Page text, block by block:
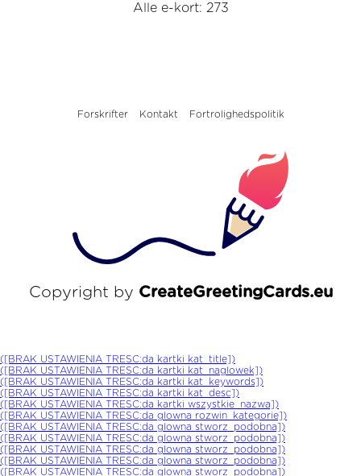
Alle e-kort: 273
Forskrifter Kontakt Fortrolighedspolitik
Copyright by CreateGreetingCards.eu
([BRAK USTAWIENIA TRESC:da kartki kat_title])
([BRAK USTAWIENIA TRESC:da kartki kat_naglowek])
([BRAK USTAWIENIA TRESC:da kartki kat_keywords])
([BRAK USTAWIENIA TRESC:da kartki kat_desc])
([BRAK USTAWIENIA TRESC:da kartki wszystkie_nazwa])
([BRAK USTAWIENIA TRESC:da glowna rozwin_kategorie])
([BRAK USTAWIENIA TRESC:da glowna stworz_podobna])
([BRAK USTAWIENIA TRESC:da glowna stworz_podobna])
([BRAK USTAWIENIA TRESC:da glowna stworz_podobna])
([BRAK USTAWIENIA TRESC:da glowna stworz_podobna])
([BRAK USTAWIENIA TRESC:da glowna stworz_podobna])